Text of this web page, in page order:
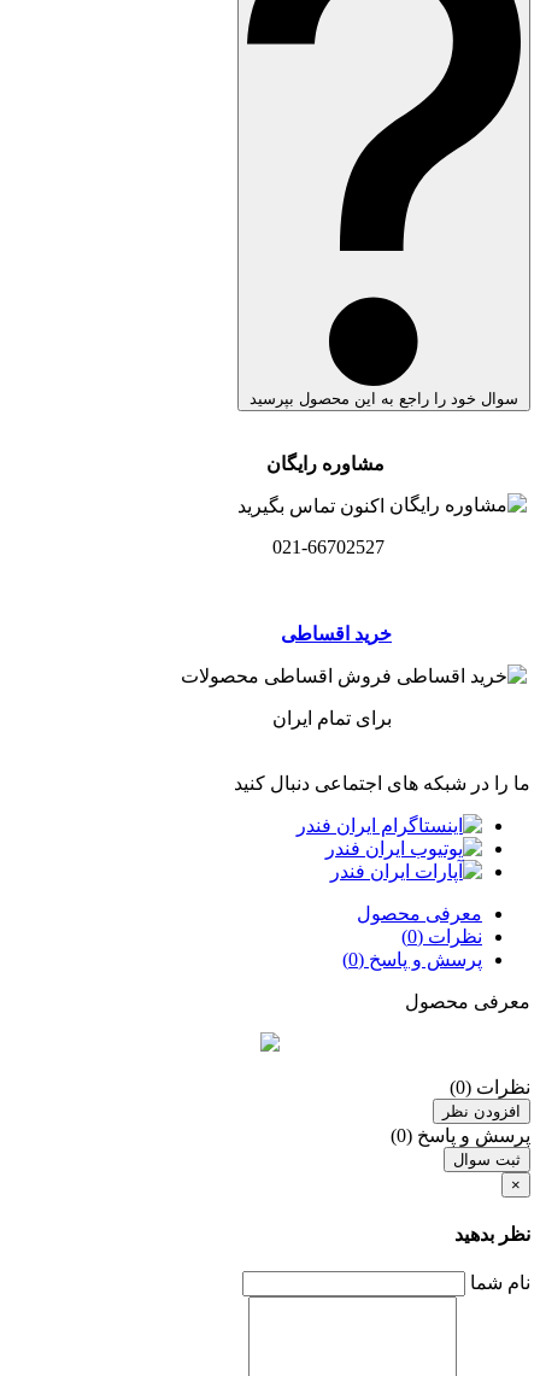
سوال خود را راجع به این محصول بپرسید
مشاوره رایگان
اکنون تماس بگیرید
021-66702527
خرید اقساطی
فروش اقساطی محصولات
برای تمام ایران
ما را در شبکه های اجتماعی دنبال کنید
معرفی محصول
نظرات (0)
پرسش و پاسخ (0)
معرفی محصول
نظرات (0)
افزودن نظر
پرسش و پاسخ (0)
ثبت سوال
×
نظر بدهید
نام شما